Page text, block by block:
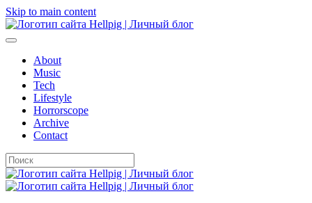
Skip to main content
About
Music
Tech
Lifestyle
Horrorscope
Archive
Contact